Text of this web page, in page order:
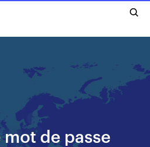
de passe